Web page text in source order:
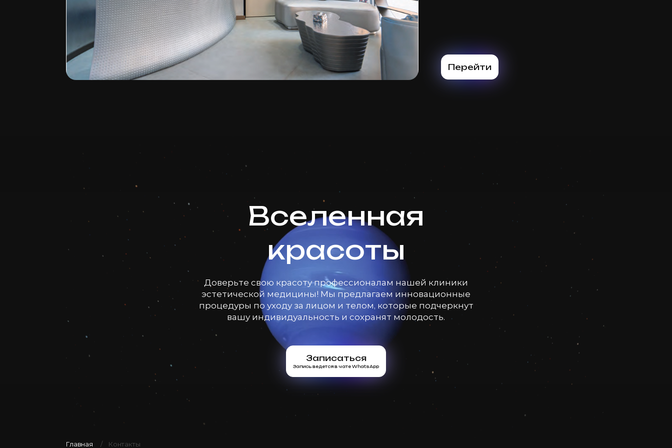
Перейти
Вселенная
красоты
Доверьте свою красоту профессионалам нашей клиники
эстетической медицины! Мы предлагаем инновационные
процедуры по уходу за лицом и телом, которые подчеркнут
вашу индивидуальность и сохранят молодость.
Записаться
Запись ведется в чате WhatsApp
Главная Контакты